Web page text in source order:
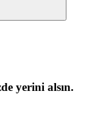
yerini alsın.